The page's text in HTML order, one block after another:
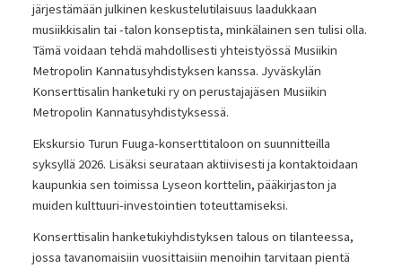
järjestämään julkinen keskustelutilaisuus laadukkaan
musiikkisalin tai -talon konseptista, minkälainen sen tulisi olla.
Tämä voidaan tehdä mahdollisesti yhteistyössä Musiikin
Metropolin Kannatusyhdistyksen kanssa. Jyväskylän
Konserttisalin hanketuki ry on perustajajäsen Musiikin
Metropolin Kannatusyhdistyksessä.
Ekskursio Turun Fuuga-konserttitaloon on suunnitteilla
syksyllä 2026. Lisäksi seurataan aktiivisesti ja kontaktoidaan
kaupunkia sen toimissa Lyseon korttelin, pääkirjaston ja
muiden kulttuuri-investointien toteuttamiseksi.
Konserttisalin hanketukiyhdistyksen talous on tilanteessa,
jossa tavanomaisiin vuosittaisiin menoihin tarvitaan pientä